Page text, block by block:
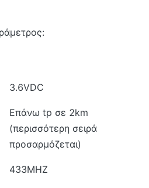
3.6VDC
Επάνω tp σε 2km
(περισσότερη σειρά
προσαρμόζεται)
433MHZ